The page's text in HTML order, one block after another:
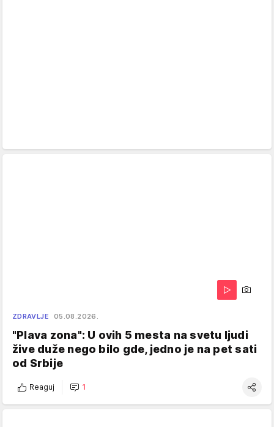
ZDRAVLJE 05.08.2026.
"Plava zona": U ovih 5 mesta na svetu ljudi
žive duže nego bilo gde, jedno je na pet sati
od Srbije
Reaguj 1